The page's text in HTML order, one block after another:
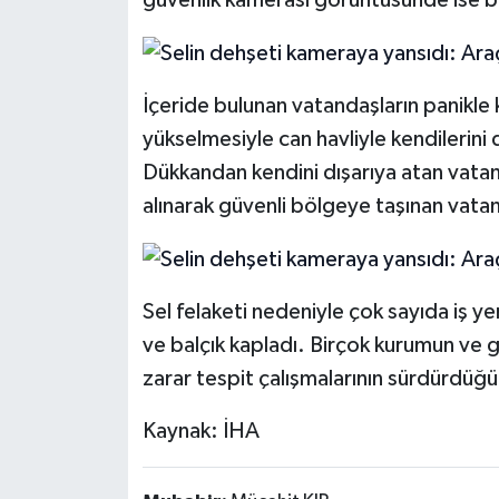
İçeride bulunan vatandaşların panikle
yükselmesiyle can havliyle kendilerini
Dükkandan kendini dışarıya atan
alınarak güvenli bölgeye taşınan
Sel felaketi nedeniyle çok sayıda iş
ve balçık kapladı. Birçok kurumun ve
zarar tespit çalışmalarının
Kaynak: İHA